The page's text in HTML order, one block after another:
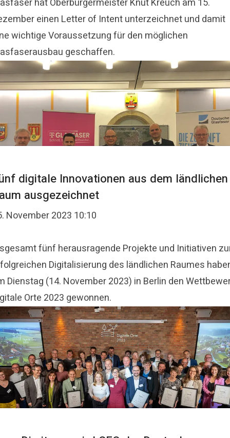
hat Oberbürgermeister Knut Kreuch am 15.
einen Letter of Intent unterzeichnet und damit
wichtige Voraussetzung für den möglichen
geschaffen.
digitale Innovationen aus dem ländlichen
ausgezeichnet
November 2023 10:10
fünf herausragende Projekte und Initiativen
Digitalisierung des ländlichen Raumes
Dienstag (14. November 2023) in Berlin den
Orte 2023 gewonnen.